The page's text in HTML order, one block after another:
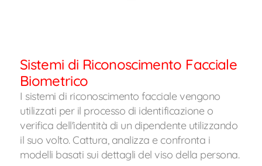
Sistemi di Riconoscimento Facciale
Biometrico
I sistemi di riconoscimento facciale vengono
utilizzati per il processo di identificazione o
verifica dell'identità di un dipendente utilizzando
il suo volto. Cattura, analizza e confronta i
modelli basati sui dettagli del viso della persona.